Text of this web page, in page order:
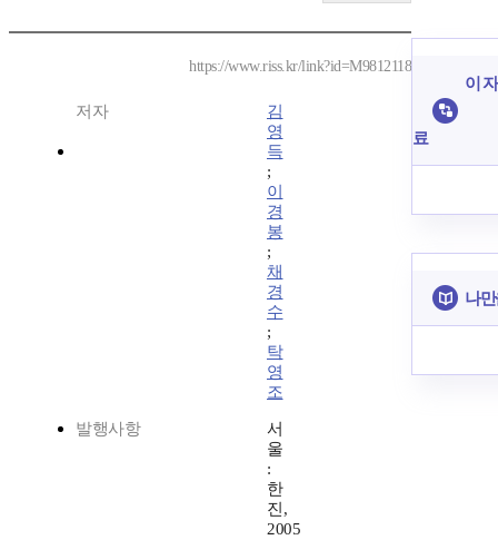
https://www.riss.kr/link?id=M9812118
저자
김
영
득
;
이
경
봉
;
채
경
수
;
탁
영
조
발행사항
서
울
:
한
진,
2005
이
료
나